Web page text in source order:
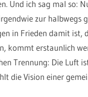
Und ich sag mal so:
zur halbwegs
in Frieden damit ist,
kommt erstaunlich
Trennung: Die Luft
die Vision einer